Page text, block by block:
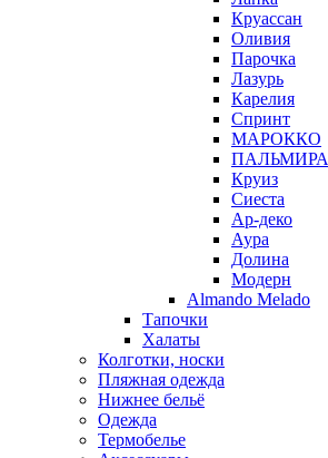
Круассан
Оливия
Парочка
Лазурь
Карелия
Спринт
МАРОККО
ПАЛЬМИРА
Круиз
Сиеста
Ар-деко
Аура
Долина
Модерн
Almando Melado
Тапочки
Халаты
Колготки, носки
Пляжная одежда
Нижнее бельё
Одежда
Термобелье